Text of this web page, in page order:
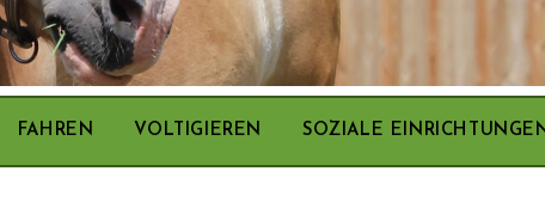
FAHREN VOLTIGIEREN SOZIALE